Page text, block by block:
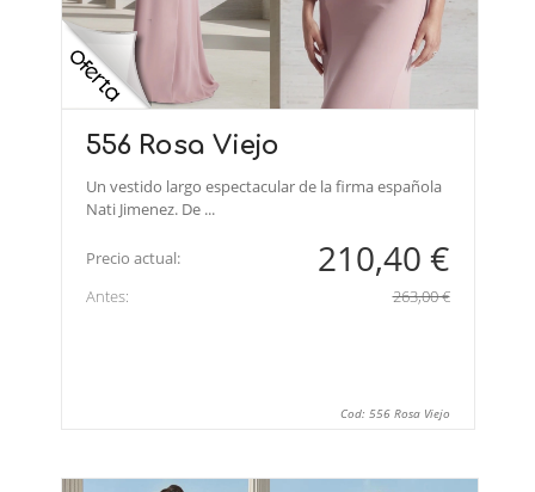
556 Rosa Viejo
Un vestido largo espectacular de la firma española
Nati Jimenez. De ...
Precio actual: 210,40 €
Antes: 263,00 €
Cod: 556 Rosa Viejo